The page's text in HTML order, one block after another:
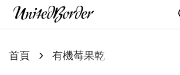
首頁 › 有機莓果乾